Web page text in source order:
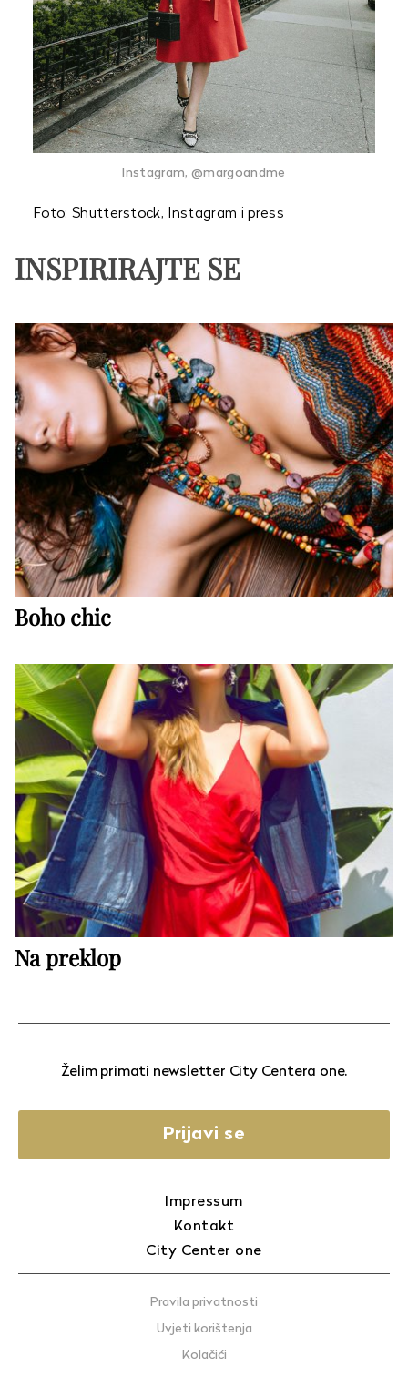
Instagram, @margoandme
Foto: Shutterstock, Instagram i press
INSPIRIRAJTE SE
Boho chic
Na preklop
Želim primati newsletter City Centera one.
Prijavi se
Impressum
Kontakt
City Center one
Pravila privatnosti
Uvjeti korištenja
Kolačići